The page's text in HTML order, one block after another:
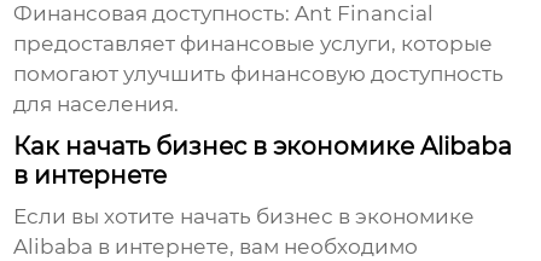
Финансовая доступность: Ant Financial
предоставляет финансовые услуги, которые
помогают улучшить финансовую доступность
для населения.
Как начать бизнес в экономике Alibaba
в интернете
Если вы хотите начать бизнес вэкономике
Alibaba в интернете, вам необходимо